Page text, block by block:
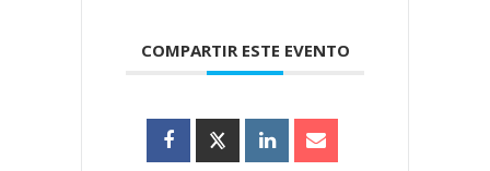
COMPARTIR ESTE EVENTO